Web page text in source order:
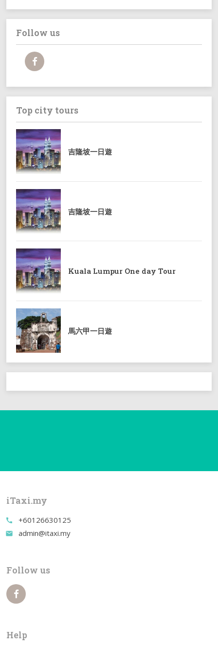
Follow us
Top city tours
吉隆坡一日遊
吉隆坡一日遊
Kuala Lumpur One day Tour
馬六甲一日遊
iTaxi.my
call +60126630125
email admin@itaxi.my
Follow us
Help